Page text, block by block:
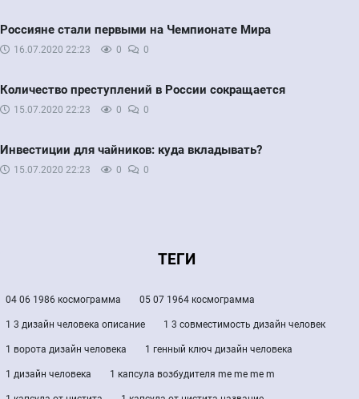
Россияне стали первыми на Чемпионате Мира
16.07.2020 22:23 0 0
Количество преступлений в России сокращается
15.07.2020 22:23 0 0
Инвестиции для чайников: куда вкладывать?
15.07.2020 22:23 0 0
ТЕГИ
04 06 1986 космограмма 05 07 1964 космограмма
1 3 дизайн человека описание 1 3 совместимость дизайн человек
1 ворота дизайн человека 1 генный ключ дизайн человека
1 дизайн человека 1 капсула возбудителя me me me m